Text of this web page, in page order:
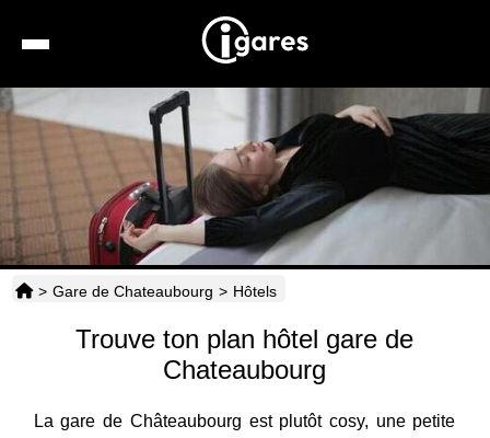
Location de voiture
Hôtels
Taxis
Horaires
> Gare de Chateaubourg > Hôtels
Trouve ton plan hôtel gare de
Chateaubourg
La gare de Châteaubourg est plutôt cosy, une petite